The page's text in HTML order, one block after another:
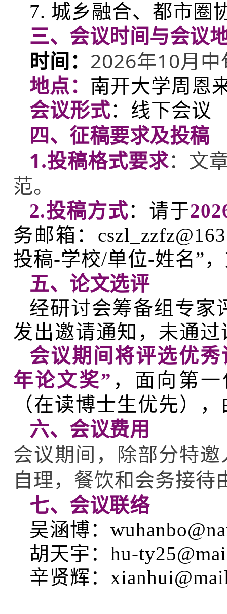
7. 城乡融合、都市圈
三、会议时间与会议
时间： 2026年10月
地点： 南开大学周恩
会议形式：线下会议
四、 征稿要求及投稿
1.投稿格式要求：文
范。
2.投稿方式：请于
务邮箱：
投稿-学校/单位-姓名”
五、论文选评
经研讨会筹备组专家
发出邀请通知，未通
会议期间将评选优秀
年论文奖” ，面向第
（在读博士生优先）
六、会议费用
会议期间，除部分特
自理，餐饮和会务接待
七、会议联络
吴涵博：
胡天宇：hu-
辛贤辉：